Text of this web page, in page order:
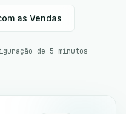
as Vendas
de 5 minutos